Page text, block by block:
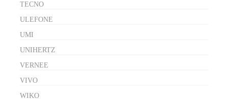
TECNO
ULEFONE
UMI
UNIHERTZ
VERNEE
VIVO
WIKO